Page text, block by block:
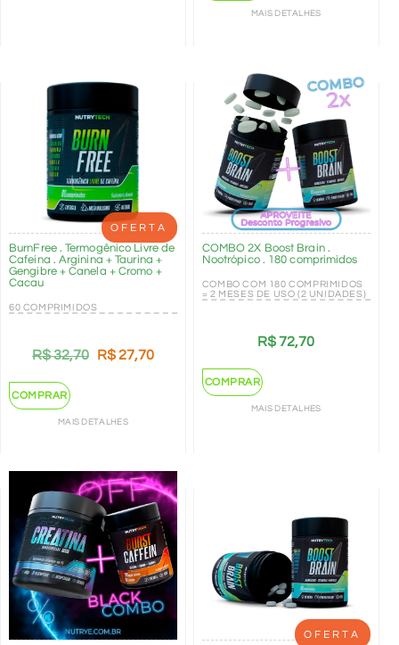
MAIS DETALHES
OFERTA
BurnFree . Termogênico Livre de
Cafeína . Arginina + Taurina +
Gengibre + Canela + Cromo +
Cacau
60 COMPRIMIDOS
R$32,70 R$27,70
COMPRAR
MAIS DETALHES
COMBO 2X Boost Brain .
Nootrópico . 180 comprimidos
COMBO COM 180 COMPRIMIDOS
= 2 MESES DE USO (2 UNIDADES)
R$72,70
COMPRAR
MAIS DETALHES
OFERTA